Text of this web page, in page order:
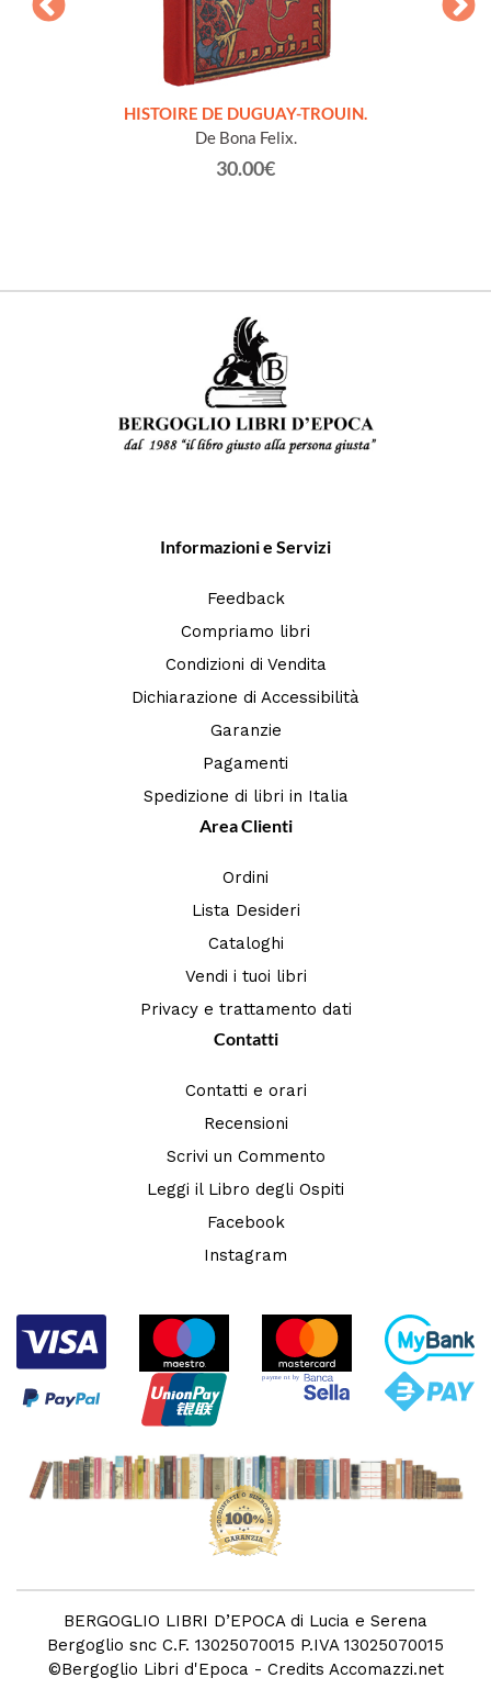
HISTOIRE DE DUGUAY-TROUIN.
De Bona Felix.
30.00€
Informazioni e Servizi
Feedback
Compriamo libri
Condizioni di Vendita
Dichiarazione di Accessibilità
Garanzie
Pagamenti
Spedizione di libri in Italia
Area Clienti
Ordini
Lista Desideri
Cataloghi
Vendi i tuoi libri
Privacy e trattamento dati
Contatti
Contatti e orari
Recensioni
Scrivi un Commento
Leggi il Libro degli Ospiti
Facebook
Instagram
BERGOGLIO LIBRI D’EPOCA di Lucia e Serena
Bergoglio snc C.F. 13025070015 P.IVA 13025070015
©Bergoglio Libri d'Epoca - Credits Accomazzi.net